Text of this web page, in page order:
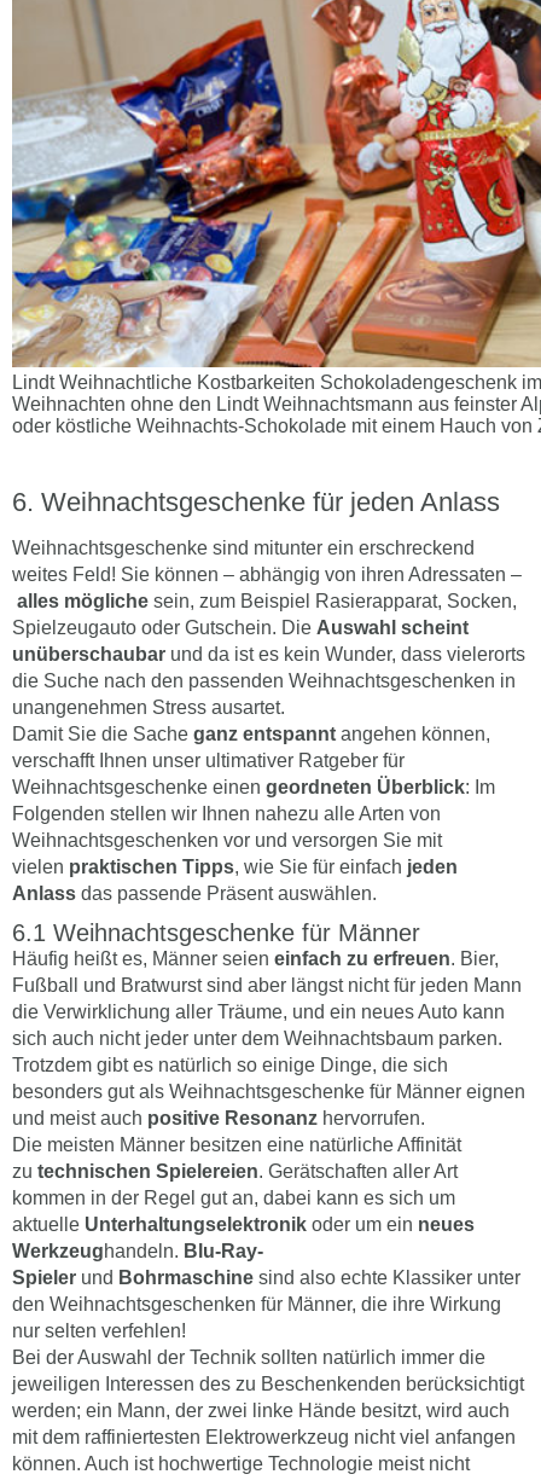
Lindt Weihnachtliche Kostbarkeiten Schokoladengeschenk
Weihnachten ohne den Lindt Weihnachtsmann aus feinster
oder köstliche Weihnachts-Schokolade mit einem Hauch von
Weihnachtsgeschenke für jeden Anlass
Weihnachtsgeschenke sind mitunter ein erschreckend
weites Feld! Sie können – abhängig von ihren Adressaten –
alles mögliche sein, zum Beispiel Rasierapparat, Socken,
Spielzeugauto oder Gutschein. Die Auswahl scheint
unüberschaubar und da ist es kein Wunder, dass vielerorts
die Suche nach den passenden Weihnachtsgeschenken in
unangenehmen Stress ausartet.
Damit Sie die Sache ganz entspannt angehen können,
verschafft Ihnen unser ultimativer Ratgeber für
Weihnachtsgeschenke einen geordneten Überblick: Im
Folgenden stellen wir Ihnen nahezu alle Arten von
Weihnachtsgeschenken vor und versorgen Sie mit
vielen praktischen Tipps, wie Sie für einfach jeden
Anlass das passende Präsent auswählen.
Weihnachtsgeschenke für Männer
Häufig heißt es, Männer seien einfach zu erfreuen. Bier,
Fußball und Bratwurst sind aber längst nicht für jeden Mann
die Verwirklichung aller Träume, und ein neues Auto kann
sich auch nicht jeder unter dem Weihnachtsbaum parken.
Trotzdem gibt es natürlich so einige Dinge, die sich
besonders gut als Weihnachtsgeschenke für Männer eignen
und meist auch positive Resonanz hervorrufen.
Die meisten Männer besitzen eine natürliche Affinität
zu technischen Spielereien. Gerätschaften aller Art
kommen in der Regel gut an, dabei kann es sich um
aktuelle Unterhaltungselektronik oder um ein neues
Werkzeughandeln. Blu-Ray-
Spieler und Bohrmaschine sind also echte Klassiker unter
den Weihnachtsgeschenken für Männer, die ihre Wirkung
nur selten verfehlen!
Bei der Auswahl der Technik sollten natürlich immer die
jeweiligen Interessen des zu Beschenkenden berücksichtigt
werden; ein Mann, der zwei linke Hände besitzt, wird auch
mit dem raffiniertesten Elektrowerkzeug nicht viel anfangen
können. Auch ist hochwertige Technologie meist nicht